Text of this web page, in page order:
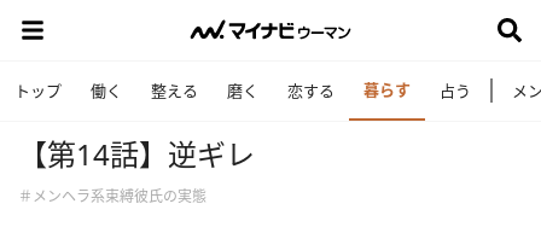
トップ 働く 整える 磨く 恋する 暮らす 占う メ
【第14話】逆ギレ
＃メンヘラ系束縛彼氏の実態